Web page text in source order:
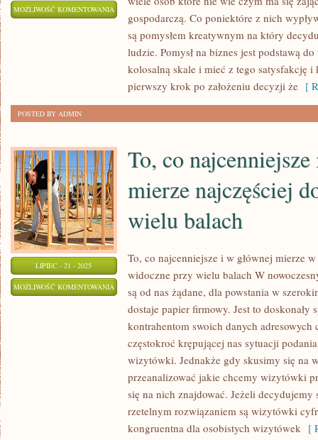
MOŻLIWOŚĆ KOMENTOWANIA
CIEKAWĄ
PROPOZYCJĘ
gospodarczą. Co poniektóre z nich
są pomysłem kreatywnym na który
ludzie. Pomysł na biznes jest podstawą do
kolosalną skale i mieć z tego satysfakcję
pierwszy krok po założeniu decyzji że [
POSTED BY ADMIN
LIPIEC - 21 - 2025
MOŻLIWOŚĆ KOMENTOWANIA
NAJCENNIEJSZE
GŁÓWNEJ
MIERZE
NAJCZĘŚCIEJ
DOSTRZEGALNE
To, co
mierze najczęściej
wielu balach
To, co najcenniejsze i w głównej mierze
widoczne przy wielu balach W
są od nas żądane, dla powstania w
dostaje papier firmowy. Jest to doskonały
kontrahentom swoich danych
częstokroć krępującej nas sytuacji
wizytówki. Jednakże gdy skusimy się na
przeanalizować jakie chcemy wizytówki
się na nich znajdować. Jeżeli
rzetelnym rozwiązaniem są wizytówki
kongruentna dla osobistych wizytówek [